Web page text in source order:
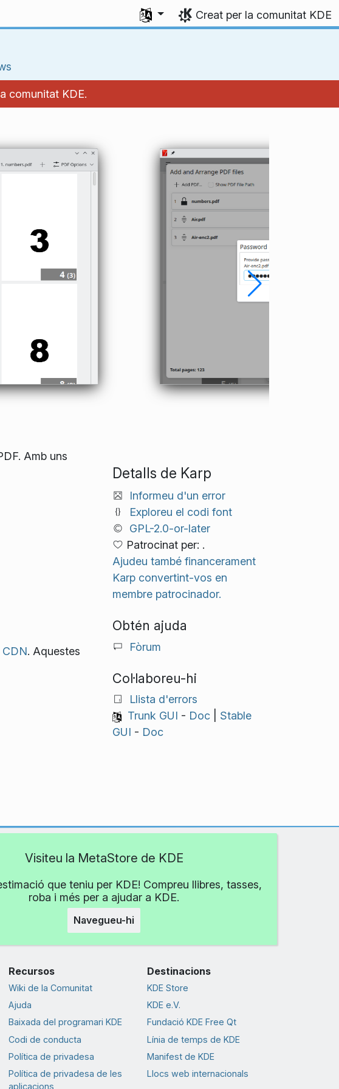
Seleccioneu l'idioma
Creat per la comunitat KDE
comunitat KDE.
Amb uns
CDN. Aquestes
Detalls de Karp
Informeu d'un error
Exploreu el codi font
GPL-2.0-or-later
Patrocinat per: .
Ajudeu també financerament
Karp convertint-vos en
membre patrocinador.
Obtén ajuda
Fòrum
Col·laboreu-hi
Llista d'errors
Trunk GUI - Doc| Stable
GUI - Doc
Visiteu la MetaStore de KDE
que teniu per KDE! Compreu llibres, tasses,
roba i més per a ajudar a KDE.
Navegueu-hi
Recursos
Wiki de la Comunitat
Ajuda
Baixada del programari KDE
Codi de conducta
Política de privadesa
Política de privadesa de les
aplicacions
Destinacions
KDE Store
KDE e.V.
Fundació KDE Free Qt
Línia de temps de KDE
Manifest de KDE
Llocs web internacionals